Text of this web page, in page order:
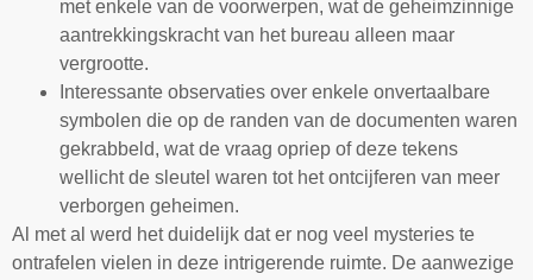
met enkele van de voorwerpen, wat de geheimzinnige
aantrekkingskracht van het bureau alleen maar
vergrootte.
Interessante observaties over enkele onvertaalbare
symbolen die op de randen van de documenten waren
gekrabbeld, wat de vraag opriep of deze tekens
wellicht de sleutel waren tot het ontcijferen van meer
verborgen geheimen.
Al met al werd het duidelijk dat er nog veel mysteries te
ontrafelen vielen in deze intrigerende ruimte. De aanwezige